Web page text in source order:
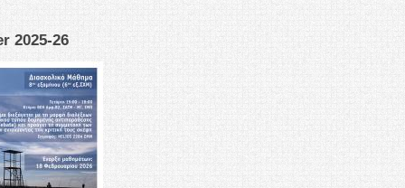
2025-26